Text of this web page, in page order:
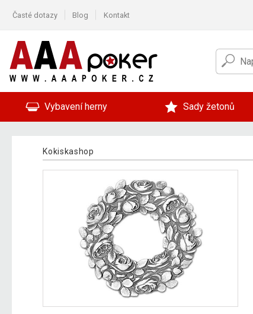
Časté dotazy Blog Kontakt
Vybavení herny Sady žetonů
Kokiskashop